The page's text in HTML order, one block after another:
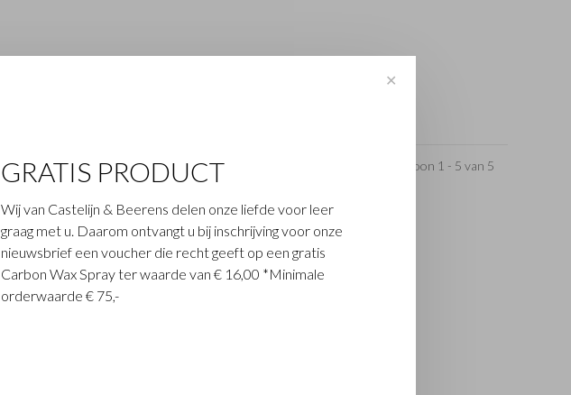
Toon 1 - 5 van 5
✕
GRATIS PRODUCT
Wij van Castelijn & Beerens delen onze liefde voor leer
graag met u. Daarom ontvangt u bij inschrijving voor onze
nieuwsbrief een voucher die recht geeft op een gratis
Carbon Wax Spray ter waarde van € 16,00 *Minimale
orderwaarde € 75,-